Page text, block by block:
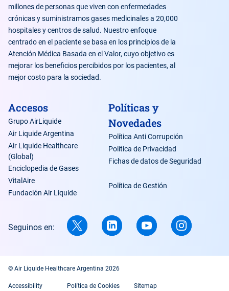
millones de personas que viven con enfermedades
crónicas y suministramos gases medicinales a 20,000
hospitales y centros de salud. Nuestro enfoque
centrado en el paciente se basa en los principios de la
Atención Médica Basada en el Valor, cuyo objetivo es
mejorar los beneficios percibidos por los pacientes, al
mejor costo para la sociedad.
Accesos
Grupo AirLiquide
Air Liquide Argentina
Air Liquide Healthcare
(Global)
Enciclopedia de Gases
VitalAire
Fundación Air Liquide
Políticas y
Novedades
Política Anti Corrupción
Política de Privacidad
Fichas de datos de Seguridad
Política de Gestión
Seguinos en:
© Air Liquide Healthcare Argentina 2026
Accessibility Política de Cookies Sitemap